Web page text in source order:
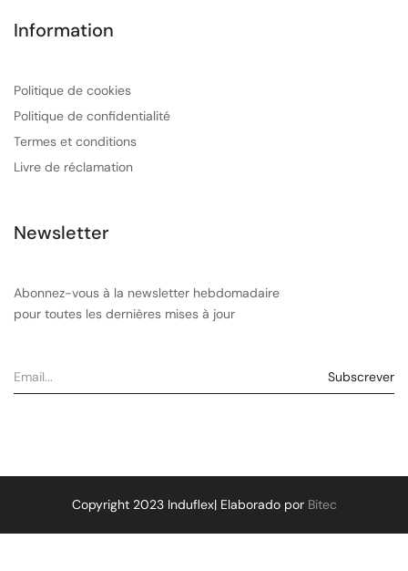
Information
Politique de cookies
Politique de confidentialité
Termes et conditions
Livre de réclamation
Newsletter
Abonnez-vous à la newsletter hebdomadaire
pour toutes les dernières mises à jour
Copyright 2023 Induflex| Elaborado por Bitec